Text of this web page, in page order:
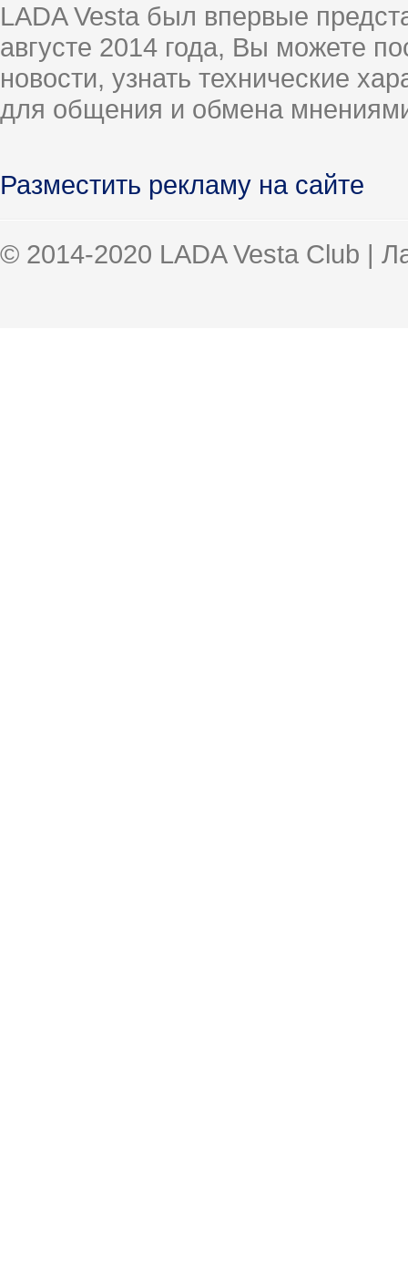
LADA Vesta был впервые
августе 2014 года, Вы можете
новости, узнать технические
для общения и обмена
Разместить рекламу на сайте
© 2014-2020 LADA Vesta Club |